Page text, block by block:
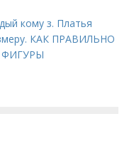
кому з. Платья
КАК ПРАВИЛЬНО